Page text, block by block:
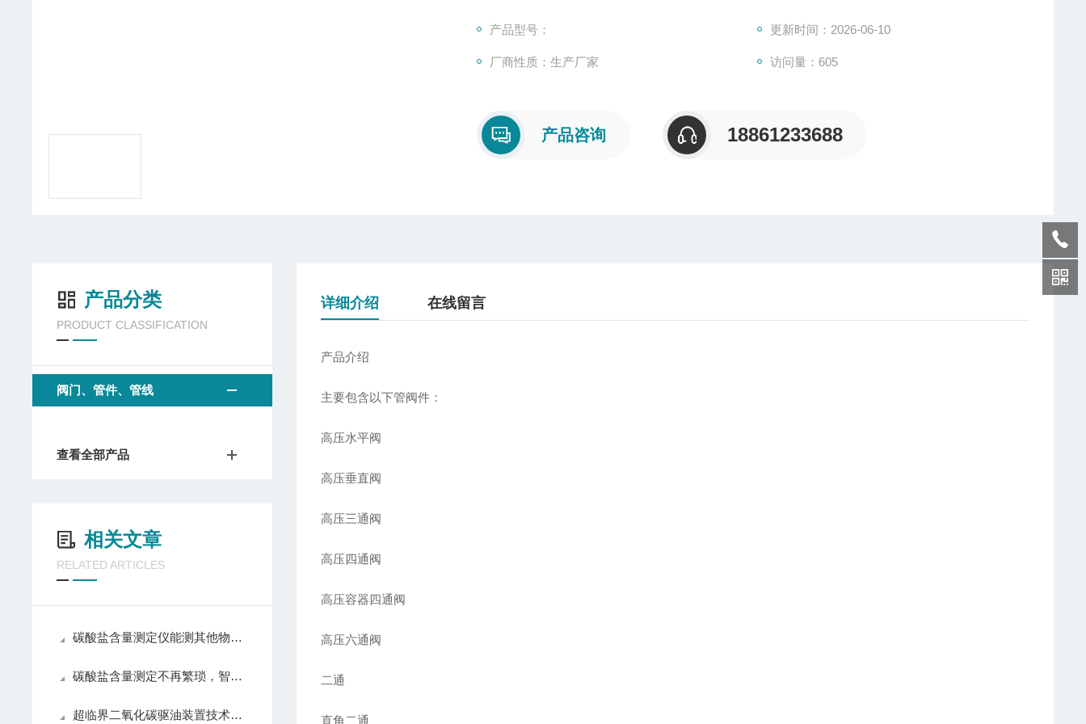
产品型号： 更新时间：2026-06-10
厂商性质：生产厂家 访问量：605
产品咨询 18861233688
产品分类
PRODUCT CLASSIFICATION
阀门、管件、管线
查看全部产品
相关文章
RELATED ARTICLES
碳酸盐含量测定仪能测其他物质吗？
碳酸盐含量测定不再繁琐，智能测定仪助你轻松应对各种挑战！
超临界二氧化碳驱油装置技术优势
详细介绍 在线留言
产品介绍
主要包含以下管阀件：
高压水平阀
高压垂直阀
高压三通阀
高压四通阀
高压容器四通阀
高压六通阀
二通
直角二通